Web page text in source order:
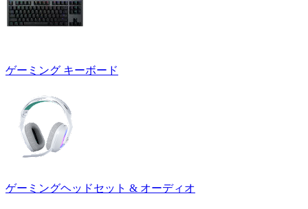
ゲーミング キーボード
ゲーミングヘッドセット & オーディオ